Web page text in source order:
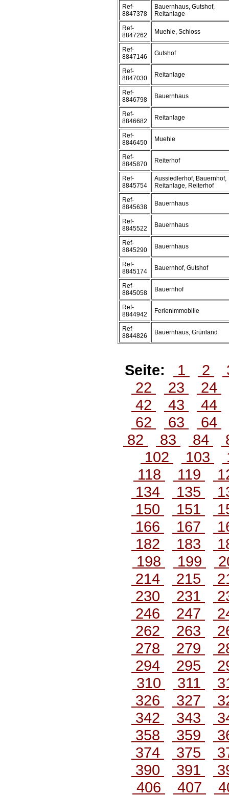
Ref-
8847378
Bauernhaus, Gutshof,
Reitanlage
Ref-
8847262
Muehle, Schloss
Ref-
8847146
Gutshof
Ref-
8847030
Reitanlage
Ref-
8846798
Bauernhaus
Ref-
8846682
Reitanlage
Ref-
8846450
Muehle
Ref-
8845870
Reiterhof
Ref-
8845754
Aussiedlerhof, Bauernhof,
Reitanlage, Reiterhof
Ref-
8845638
Bauernhaus
Ref-
8845522
Bauernhaus
Ref-
8845290
Bauernhaus
Ref-
8845174
Bauernhof, Gutshof
Ref-
8845058
Bauernhof
Ref-
8844942
Ferienimmobilie
Ref-
8844826
Bauernhaus, Grünland
Seite: 1 2
22
23
24
42
43
44
62
63
64
82
83 84
102
103
118
119
134
135
150
151
166
167
182
183
198
199
214
215
230
231
246
247
262
263
278
279
294
295
310
311
326
327
342
343
358
359
374
375
390
391
406
407